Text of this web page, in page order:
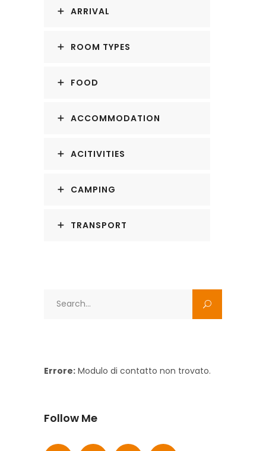
ARRIVAL
ROOM TYPES
FOOD
ACCOMMODATION
ACITIVITIES
CAMPING
TRANSPORT
Errore: Modulo di contatto non trovato.
Follow Me